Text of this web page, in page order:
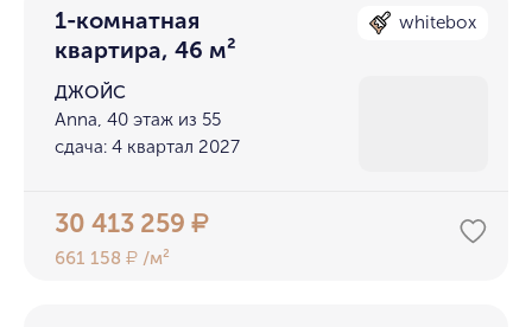
1-комнатная
квартира, 46 м²
whitebox
ДЖОЙС
Anna, 40 этаж из 55
сдача: 4 квартал 2027
30 413 259₽
661 158₽ /м²